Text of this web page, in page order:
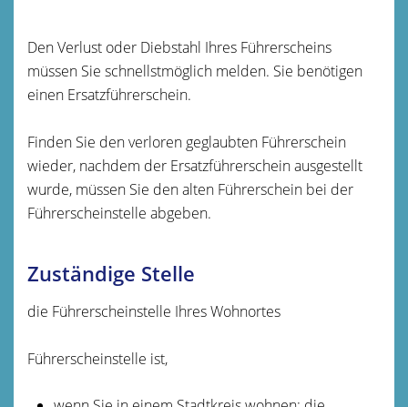
Den Verlust oder Diebstahl Ihres Führerscheins
müssen Sie schnellstmöglich melden. Sie benötigen
einen Ersatzführerschein.
Finden Sie den verloren geglaubten Führerschein
wieder, nachdem der Ersatzführerschein ausgestellt
wurde, müssen Sie den alten Führerschein bei der
Führerscheinstelle abgeben.
Zuständige Stelle
die Führerscheinstelle Ihres Wohnortes
Führerscheinstelle ist,